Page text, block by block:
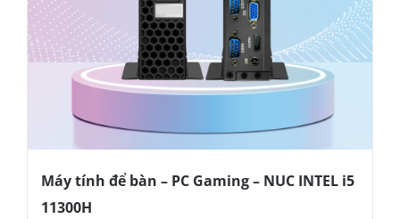
Máy tính để bàn – PC Gaming – NUC INTEL i5
11300H